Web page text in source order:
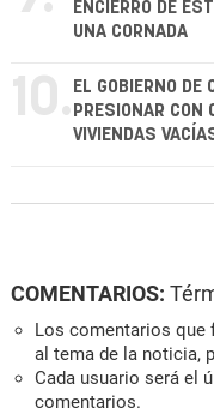
ENCIERRO DE
UNA CORNADA
10. EL GOBIERNO
PRESIONAR CON
VIVIENDAS
COMENTARIOS:
Los comentarios que
al tema de la noticia,
Cada usuario será el
comentarios.